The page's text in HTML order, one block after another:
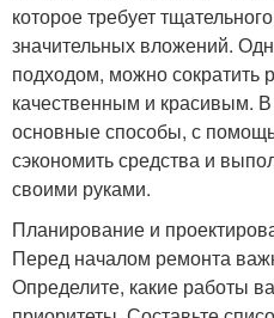
которое требует
значительных вложений.
подходом, можно сократить
качественным и красивым.
основные способы, с
сэкономить средства и
своими руками.
Планирование и
Перед началом ремонта
Определите, какие работы